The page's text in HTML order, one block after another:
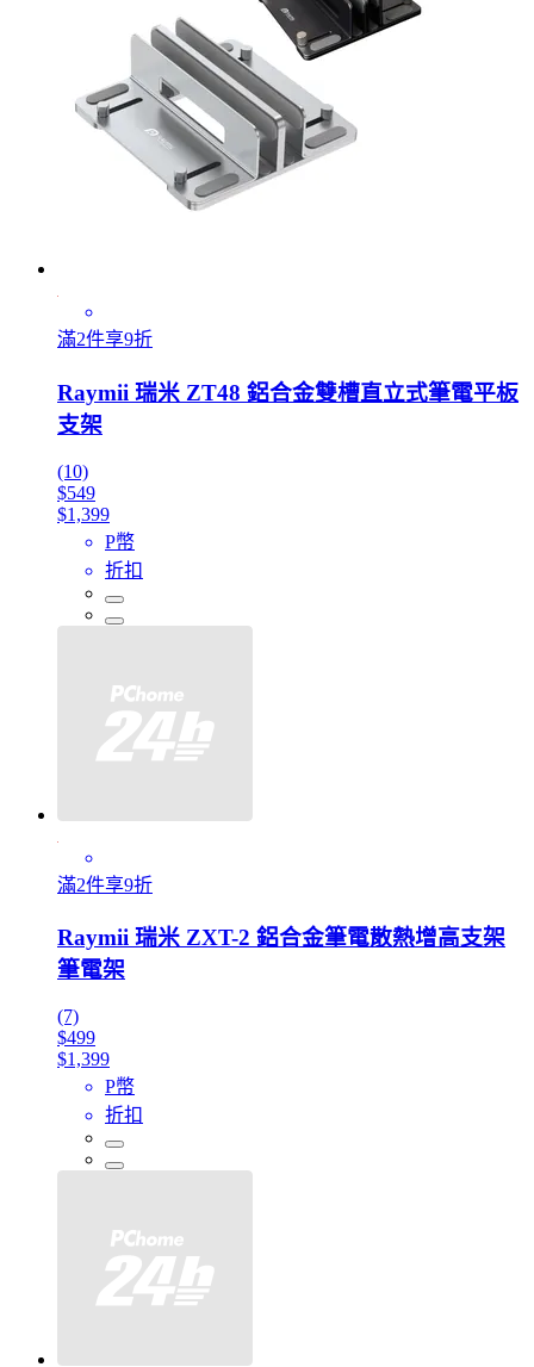
滿2件享9折
Raymii 瑞米 ZT48 鋁合金雙槽直立式筆電平板
支架
(10)
$549
$1,399
P幣
折扣
滿2件享9折
Raymii 瑞米 ZXT-2 鋁合金筆電散熱增高支架
筆電架
(7)
$499
$1,399
P幣
折扣